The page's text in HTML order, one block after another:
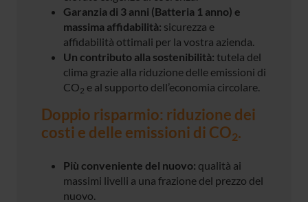
Garanzia di 3 anni (Batteria 1 anno) e
massima affidabilità: sicurezza e
affidabilità ottimali per la vostra azienda.
Un contributo alla sostenibilità: tutela del
clima grazie alla riduzione delle emissioni di
CO2 e al supporto dell’economia circolare.
Doppio risparmio: riduzione dei
costi e delle emissioni di CO2.
Più conveniente del nuovo: qualità ai
massimi livelli a una frazione del prezzo del
nuovo.